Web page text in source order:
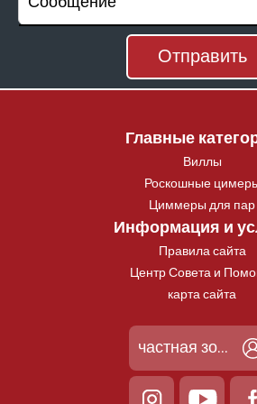
Главные
Виллы
Роскошные
Циммеры для пар
Информация и
Правила сайта
Центр Совета и
карта сайта
частная зона